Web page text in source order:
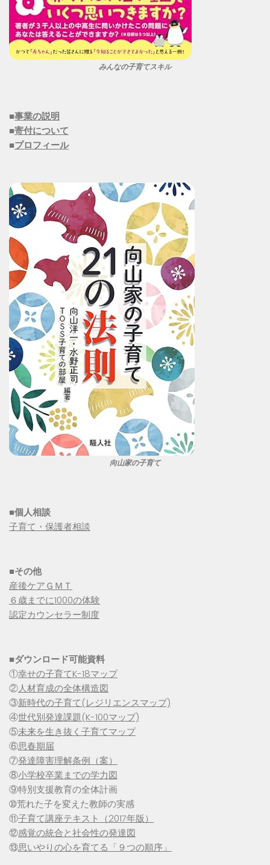
みんなの子育てスキル
■事業の説明
■寄付について
■プロフィール
向山家の子育て
■個人相談
子育て・保護者相談
■その他
産後ケアＧＭＴ
６歳までに1000の体験
認定カウンセラー制度
■ダウンロード可能資料
①幸せの子育てK-18マップ
②人材育成の全体構造図
③新時代の子育て(レジリエンスマップ)
④世代別発達課題(K-100マップ)
⑤未来を生き抜く子育てマップ
⑥思春期届
⑦発達障害理解条例（案）
⑧小学校卒業までの学力図
⑨特別支援教育の全体計画
➉荒れた子を変えた教師の実感
⑪子育て講座テキスト（2017年版）
⑫感覚の統合と社会性の発達図
⑬思いやりの心を育てる「９つの順序」